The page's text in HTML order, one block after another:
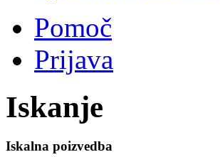
Pomoč
Prijava
Iskanje
Iskalna poizvedba